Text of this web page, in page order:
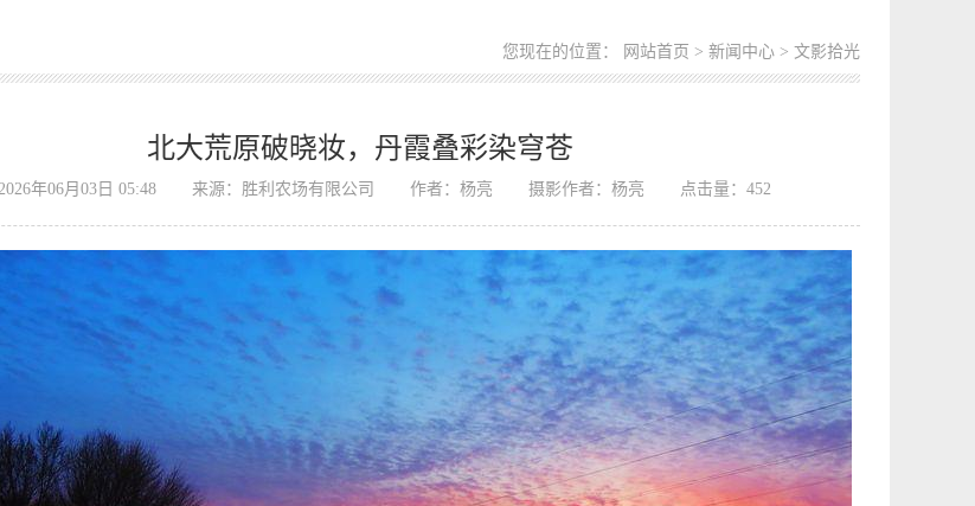
您现在的位置： 网站首页 > 新闻中心 > 文影拾光
北大荒原破晓妆，丹霞叠彩染穹苍
年06月03日 05:48 来源：胜利农场有限公司 作者：杨亮 摄影作者：杨亮 点击量： 452